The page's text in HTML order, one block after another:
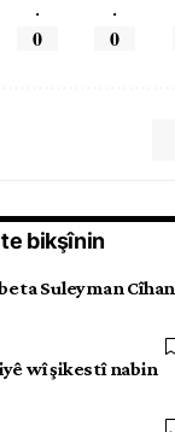
.
0
.
0
te bikşînin
Suleyman Cîhan
wî şikestî nabin